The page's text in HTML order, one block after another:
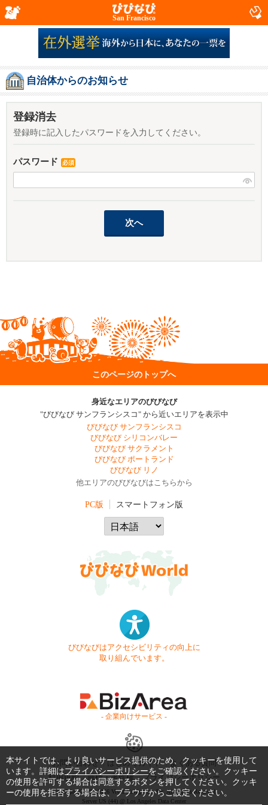
San Francisco
自治体からのお知らせ
登録消去
登録時に記入したパスワードを入力してください。
パスワード 必須
このページのトップへ
身近なエリアのびびなび
"びびなび サンフランシスコ" から近いエリアを表示中
びびなび サンフランシスコ
びびなび シリコンバレー
びびなび サクラメント
びびなび ポートランド
びびなび リノ
他エリアのびびなびはこちらから
PC版 スマートフォン版
びびなびはアクセシビリティの向上に
取り組んでいます。
- 企業向けサービス -
お問い合わせ はじめてガイド
よくある質問
利用規約
商標・著作権 プライバシーポリシー
Copyright © 1999-2026 Vivid Navigation, Inc. All Rights Reserved.
Server US (44) @ Los Angeles Data Center
本サイトでは、より良いサービス提供のため、クッキーを使用して
います。詳細はプライバシーポリシーをご確認ください。クッキー
の使用を許可する場合は同意するボタンを押してください。クッキ
ーの使用を拒否する場合は、ブラウザからご設定ください。